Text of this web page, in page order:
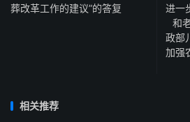
葬改革工作的建议”的答复
进一
和
政部
加强
相关推荐